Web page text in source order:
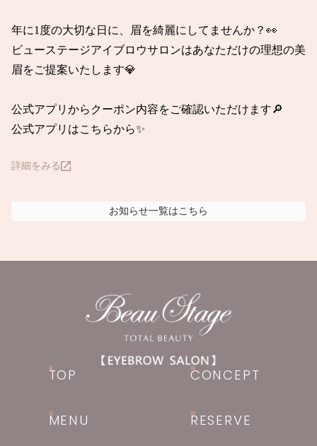
年に1度の大切な日に、眉を綺麗にしてませんか？👀
ビューステージアイブロウサロンはあなただけの理想の美
眉をご提案いたします💎
公式アプリからクーポン内容をご確認いただけます🔎
公式アプリはこちらから✨
詳細をみる
お知らせ一覧はこちら
TOP CONCEPT
MENU RESERVE